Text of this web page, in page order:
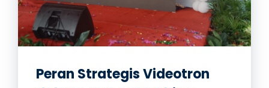
Peran Strategis Videotron